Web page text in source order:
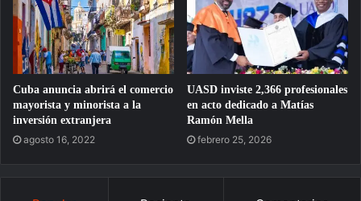
Cuba anuncia abrirá el comercio
mayorista y minorista a la
inversión extranjera
agosto 16, 2022
UASD inviste 2,366 profesionales
en acto dedicado a Matías
Ramón Mella
febrero 25, 2026